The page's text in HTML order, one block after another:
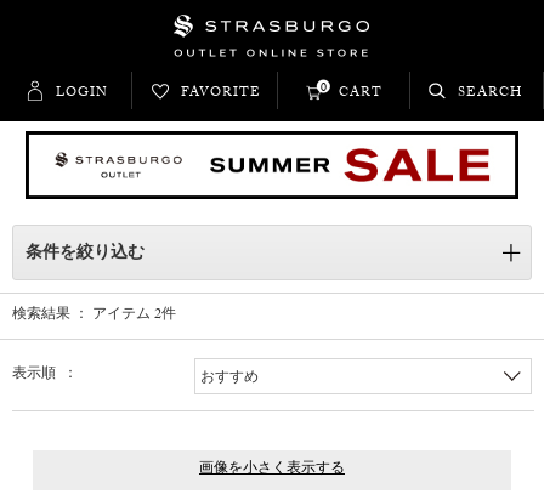
LOGIN FAVORITE CART
0 SEARCH
条件を絞り込む
検索結果 ： アイテム 2件
表示順 ：